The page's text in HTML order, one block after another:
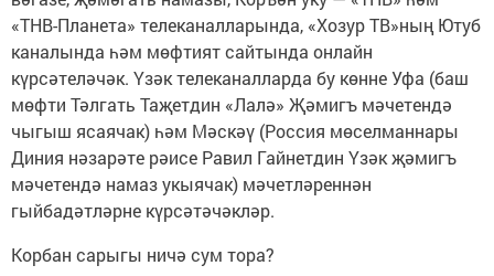
«ТНВ-Планета» телеканалларында, «Хозур ТВ»ның Ютуб
каналында һәм мөфтият сайтында онлайн
күрсәтеләчәк. Үзәк телеканалларда бу көнне Уфа (баш
мөфти Тәлгать Таҗетдин «Лалә» Җәмигъ мәчетендә
чыгыш ясаячак) һәм Мәскәү (Россия мөселманнары
Диния нәзарәте рәисе Равил Гайнетдин Үзәк җәмигъ
мәчетендә намаз укыячак) мәчетләреннән
гыйбадәтләрне күрсәтәчәкләр.
Корбан сарыгы ничә сум тора?